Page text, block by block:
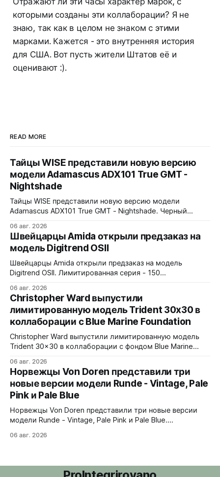
которыми созданы эти коллаборации? Я не
знаю, так как в целом не знаком с этими
марками. Кажется - это внутренняя история
для США. Вот пусть жители Штатов её и
оценивают :).
READ MORE
Тайцы WISE представили новую версию
модели Adamascus ADX101 True GMT -
Nightshade
Тайцы WISE представили новую версию модели
Adamascus ADX101 True GMT - Nightshade. Черный
Ceramic, стрелки и индексы Gungrey. 40x12,4x47,75 мм.
Корпус и браслет - сталь 904L, опционально ремешок
X1 FKM Rubber. Сапфировое стекло спереди и сзади с
внутренним AR-покрытием. Безель двунаправленный на
72 клика.
06 авг. 2026
Швейцарцы Amida открыли предзаказ на
модель Digitrend OSII
Швейцарцы Amida открыли предзаказ на модель
Digitrend OSII. Лимитированная серия - 150
Верхняя часть корпуса выполнена из цельного блока
сапфира с призмой, отображающей прыгающие часы и
бегущие минуты вертикально. Подсветка C1 X1 BL
Super-LumiNova на индексах - впервые в истории
06 авг. 2026
Christopher Ward выпустили
лимитированную модель Trident 30x30 в
коллаборации с Blue Marine Foundation
Christopher Ward выпустили лимитированную модель
Trident 30x30 в коллаборации с фондом Blue Marine
рисунок на циферблате имитирует морские приливы,
бирюзовый цвет и красная секундная стрелка отсылают
к окраске рыбы-попугая - символу кампании фонда
#FishForTomorrow. На задней крышке выгравирован
06 авг. 2026
Норвежцы Von Doren представили три
новые версии модели Runde - Vintage, Pale
Pink и Pale Blue
Норвежцы Von Doren представили три новые версии
модели Runde - Vintage, Pale Pink и Pale Blue.
крышка гравирована как монета из Rundeskatten.
лососевыми оттенками и черным сабдайлом,
06 авг. 2026